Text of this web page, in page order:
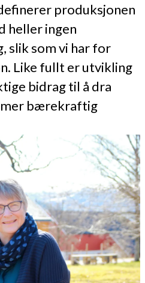
produksjonen
heller ingen
slik som vi har for
Like fullt er utvikling
bidrag til å dra
mer bærekraftig